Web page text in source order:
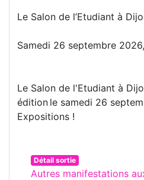
Le Salon de l’Etudiant à
Samedi 26 septembre
Le Salon de l'Etudiant à
édition le samedi 26
Expositions !
Détail sortie
Autres manifestations